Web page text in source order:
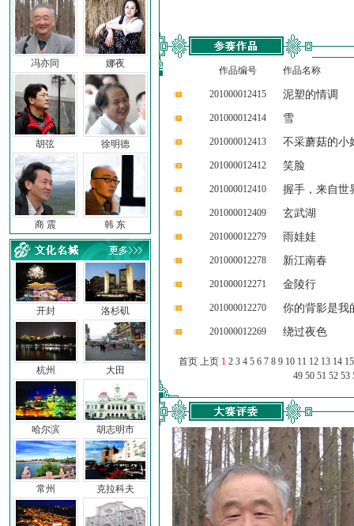
冯亦同 娜夜
胡弦 徐明德
商 震 韩 东
开封
杭州
哈尔滨
常州
洛杉矶
大田
胡志明市
克拉科夫
作品编号 作品名称
201000012415 泥塑的情调
201000012414 雪
201000012413 不采蘑菇的小
201000012412 笑脸
201000012410 握手，来自世
201000012409 玄武湖
201000012279 雨娃娃
201000012278 新江南春
201000012271 金陵行
201000012270 你的背影是我
201000012269 绕过夜色
首页 上页 1 2 3 4 5 6 7 8 9 10 11 12 13 14 15
49 50 51 52 53